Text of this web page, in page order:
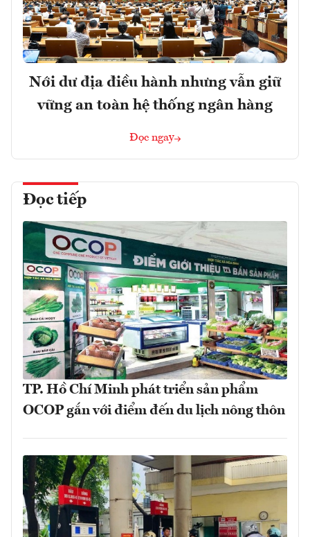
Nới dư địa điều hành nhưng vẫn giữ
vững an toàn hệ thống ngân hàng
Đọc ngay
Đọc tiếp
TP. Hồ Chí Minh phát triển sản phẩm
OCOP gắn với điểm đến du lịch nông thôn